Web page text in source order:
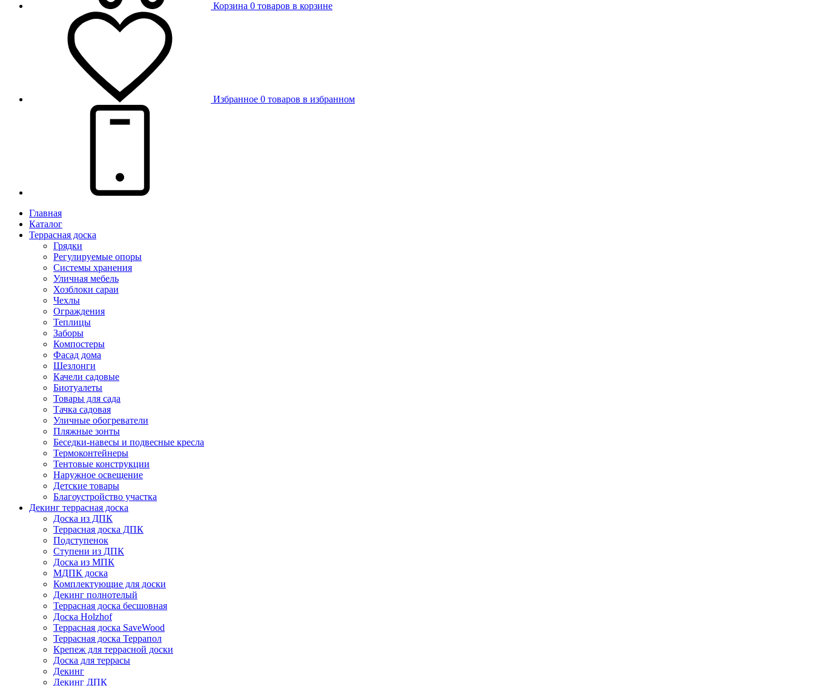
Корзина 0 товаров в корзине
Избранное 0 товаров в избранном
Главная
Каталог
Террасная доска
Грядки
Регулируемые опоры
Системы хранения
Уличная мебель
Хозблоки сараи
Чехлы
Ограждения
Теплицы
Заборы
Компостеры
Фасад дома
Шезлонги
Качели садовые
Биотуалеты
Товары для сада
Тачка садовая
Уличные обогреватели
Пляжные зонты
Беседки-навесы и подвесные кресла
Термоконтейнеры
Тентовые конструкции
Наружное освещение
Детские товары
Благоустройство участка
Декинг террасная доска
Доска из ДПК
Террасная доска ДПК
Подступенок
Ступени из ДПК
Доска из МПК
МДПК доска
Комплектующие для доски
Декинг полнотелый
Террасная доска бесшовная
Доска Holzhof
Террасная доска SaveWood
Террасная доска Террапол
Крепеж для террасной доски
Доска для террасы
Декинг
Декинг ДПК